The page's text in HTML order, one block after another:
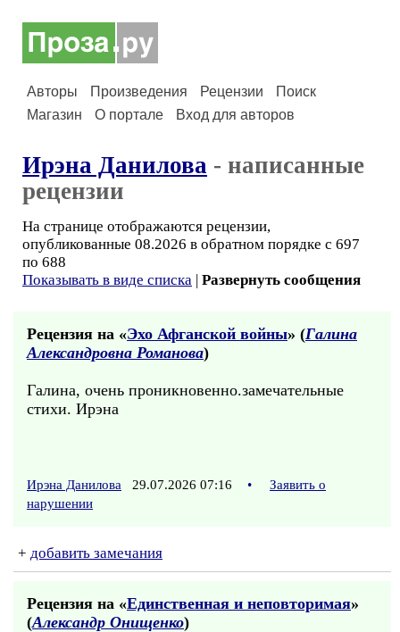
Авторы Произведения Рецензии
Поиск
Магазин
О портале Вход для авторов
Ирэна Данилова - написанные
рецензии
На странице отображаются рецензии,
опубликованные 08.2026 в обратном порядке с 697
по 688
Показывать в виде списка | Развернуть сообщения
Рецензия на «Эхо Афганской войны» (Галина
Александровна Романова)
Галина, очень проникновенно.замечательные
стихи. Ирэна
Ирэна Данилова 29.07.2026 07:16 •
Заявить о
нарушении
+ добавить замечания
Рецензия на «Единственная и неповторимая»
(Александр Онищенко)